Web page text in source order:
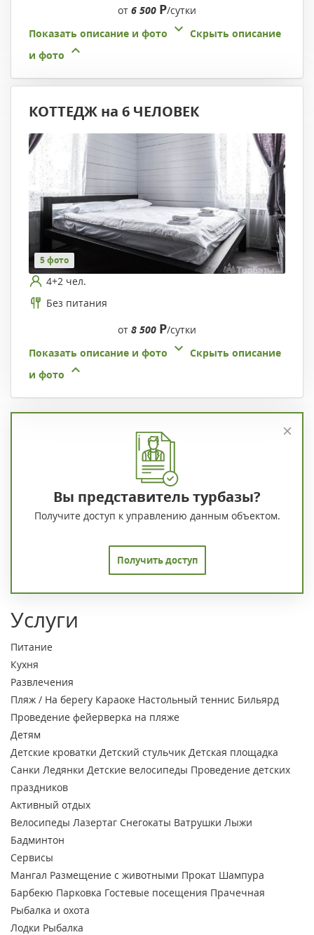
от 6 500 Р/сутки
Показать описание и фото
Скрыть описание
и фото
КОТТЕДЖ на 6 ЧЕЛОВЕК
5 фото
4+2 чел.
Без питания
от 8 500 Р/сутки
Показать описание и фото
Скрыть описание
и фото
Вы представитель турбазы?
Получите доступ к управлению данным объектом.
Получить доступ
Услуги
Питание
Кухня
Развлечения
Пляж / На берегу Караоке Настольный теннис Бильярд
Проведение фейерверка на пляже
Детям
Детские кроватки Детский стульчик Детская площадка
Санки Ледянки Детские велосипеды Проведение детских
праздников
Активный отдых
Велосипеды Лазертаг Снегокаты Ватрушки Лыжи
Бадминтон
Сервисы
Мангал Размещение с животными Прокат Шампура
Барбекю Парковка Гостевые посещения Прачечная
Рыбалка и охота
Лодки Рыбалка